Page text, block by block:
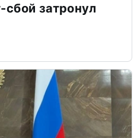
затронул